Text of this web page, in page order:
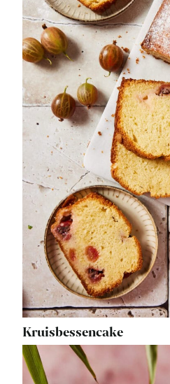
Kruisbessencake